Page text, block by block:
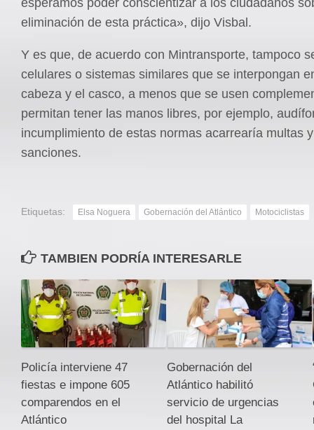
eliminación de esta práctica», dijo Visbal.
Y es que, de acuerdo con Mintransporte, tampoco
celulares o sistemas similares que se interpongan
cabeza y el casco, a menos que se usen
permitan tener las manos libres, por ejemplo,
incumplimiento de estas normas acarrearía multas
sanciones.
Etiquetas: Elsa Noguera Gobernación del Atlántico Motociclistas
TAMBIEN PODRÍA INTERESARLE
Policía interviene 47
fiestas e impone 605
comparendos en el
Atlántico
Gobernación del
Atlántico habilitó
servicio de urgencias
del hospital La